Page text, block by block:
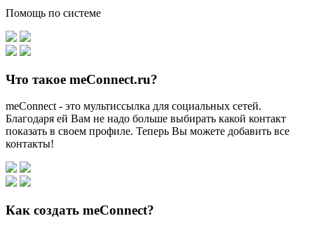
Помощь по системе
Что такое meConnect.ru?
meConnect - это мультиссылка для социальных сетей.
Благодаря ей Вам не надо больше выбирать какой контакт
показать в своем профиле. Теперь Вы можете добавить все
контакты!
Как создать meConnect?